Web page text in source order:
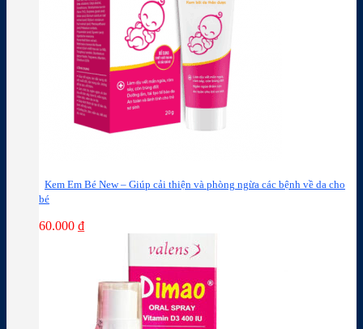
Kem Em Bé New – Giúp cải thiện và phòng ngừa các bệnh về da cho
bé
60.000 ₫